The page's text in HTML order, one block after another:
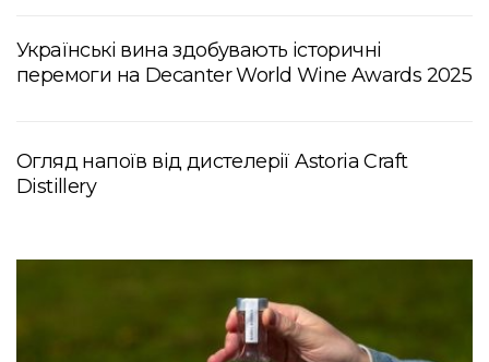
Українські вина здобувають історичні
перемоги на Decanter World Wine Awards 2025
Огляд напоїв від дистелерії Astoria Craft
Distillery